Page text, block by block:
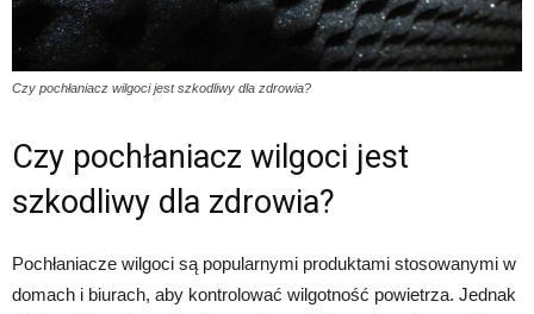
Czy pochłaniacz wilgoci jest szkodliwy dla zdrowia?
Czy pochłaniacz wilgoci jest
szkodliwy dla zdrowia?
Pochłaniacze wilgoci są popularnymi produktami stosowanymi w
domach i biurach, aby kontrolować wilgotność powietrza. Jednak